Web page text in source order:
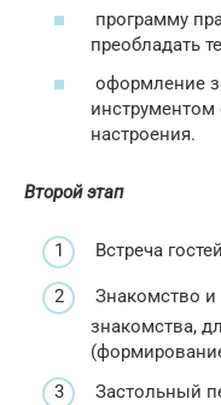
программу
преобладать
оформление
инструментом
настроения.
Второй этап
Встреча
Знакомство и
знакомства,
Застольный